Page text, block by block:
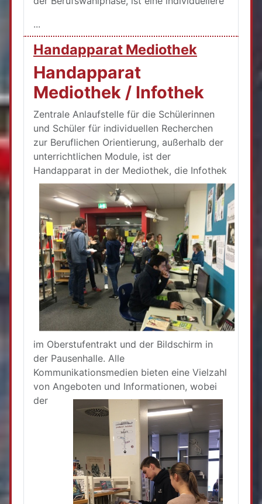
...
Handapparat Mediothek
Handapparat
Mediothek / Infothek
Zentrale Anlaufstelle für die Schülerinnen
und Schüler für individuellen Recherchen
zur Beruflichen Orientierung, außerhalb der
unterrichtlichen Module, ist der
Handapparat in der Mediothek, die Infothek
im Oberstufentrakt und der Bildschirm in
der Pausenhalle. Alle
Kommunikationsmedien bieten eine Vielzahl
von Angeboten und Informationen, wobei
der